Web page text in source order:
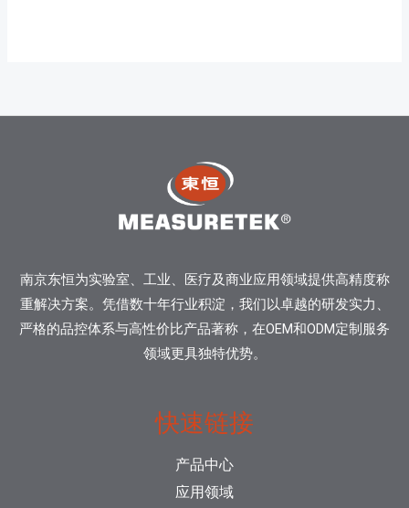
南京东恒为实验室、工业、医疗及商业应用领域提供高精度称
重解决方案。凭借数十年行业积淀，我们以卓越的研发实力、
严格的品控体系与高性价比产品著称，在OEM和ODM定制服务
领域更具独特优势。
快速链接
产品中心
应用领域